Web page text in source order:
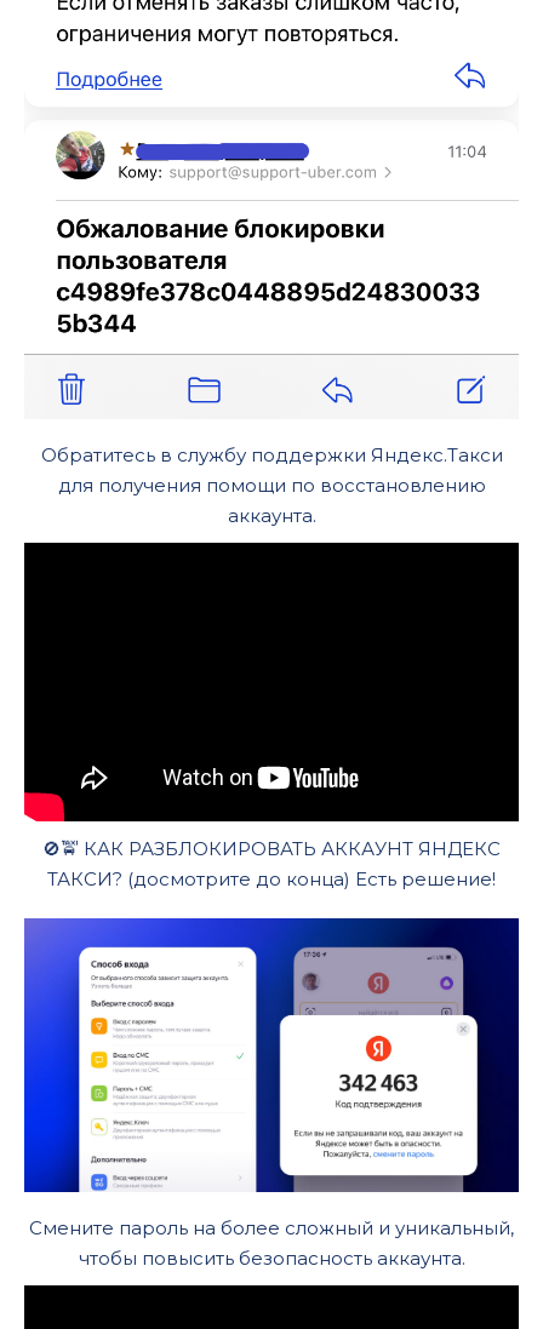
Обратитесь в службу поддержки Яндекс.Такси
для получения помощи по восстановлению
аккаунта.
🚫🚖 КАК РАЗБЛОКИРОВАТЬ АККАУНТ ЯНДЕКС
ТАКСИ? (досмотрите до конца) Есть решение!
Смените пароль на более сложный и уникальный,
чтобы повысить безопасность аккаунта.